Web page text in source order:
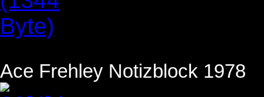
Ace Frehley Notizblock 1978